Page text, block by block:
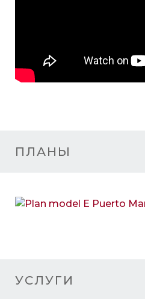
ПЛАНЫ
УСЛУГИ